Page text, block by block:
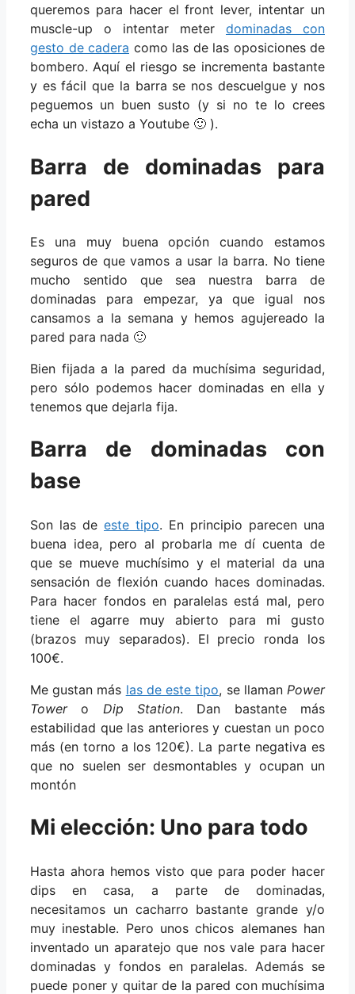
queremos para hacer el front lever, intentar un
muscle-up o intentar meter dominadas con
gesto de cadera como las de las oposiciones de
bombero. Aquí el riesgo se incrementa bastante
y es fácil que la barra se nos descuelgue y nos
peguemos un buen susto (y si no te lo crees
echa un vistazo a Youtube 🙂 ).
Barra de dominadas para
pared
Es una muy buena opción cuando estamos
seguros de que vamos a usar la barra. No tiene
mucho sentido que sea nuestra barra de
dominadas para empezar, ya que igual nos
cansamos a la semana y hemos agujereado la
pared para nada 🙂
Bien fijada a la pared da muchísima seguridad,
pero sólo podemos hacer dominadas en ella y
tenemos que dejarla fija.
Barra de dominadas con
base
Son las de este tipo. En principio parecen una
buena idea, pero al probarla me dí cuenta de
que se mueve muchísimo y el material da una
sensación de flexión cuando haces dominadas.
Para hacer fondos en paralelas está mal, pero
tiene el agarre muy abierto para mi gusto
(brazos muy separados). El precio ronda los
100€.
Me gustan más las de este tipo, se llaman Power
Towero Dip Station. Dan bastante más
estabilidad que las anteriores y cuestan un poco
más (en torno a los 120€). La parte negativa es
que no suelen ser desmontables y ocupan un
montón
Mi elección: Uno para todo
Hasta ahora hemos visto que para poder hacer
dips en casa, a parte de dominadas,
necesitamos un cacharro bastante grande y/o
muy inestable. Pero unos chicos alemanes han
inventado un aparatejo que nos vale para hacer
dominadas y fondos en paralelas. Además se
puede poner y quitar de la pared con muchísima